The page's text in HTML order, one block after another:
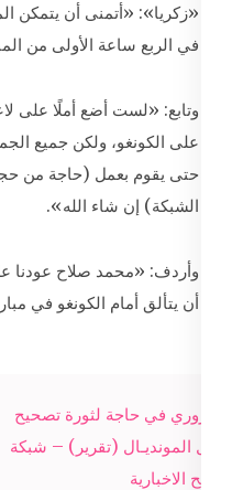
«زكريا»: «أتمنى أن
في الربع ساعة الأولى من
وتابع: «لست أضع أملًا على
على الكونغو، ولكن جميع
حتى يقوم بعمل (حاجة من
الشبكة) إن شاء الله».
وأردف: «محمد صلاح عودنا
أن يتألق أمام الكونغو في
Post
navigation
الأزوري في حاجة لثورة تصحيح
قبل المونديـال (تقرير) – شبكة
سبح الاخبارية